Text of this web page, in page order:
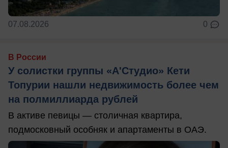
07.08.2026 0
В России
У солистки группы «А'Студио» Кети
Топурии нашли недвижимость более чем
на полмиллиарда рублей
В активе певицы — столичная квартира,
подмосковный особняк и апартаменты в ОАЭ.